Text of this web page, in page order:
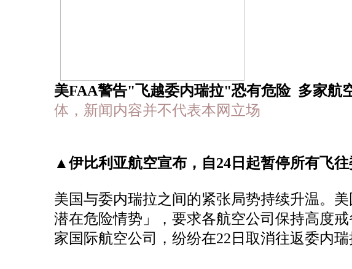
美FAA警告"飞越委内瑞拉"恐有危险 多家航
体，新闻内容并不代表本网立场
▲伊比利亚航空宣布，自24日起暂停所有飞往
美国与委内瑞拉之间的紧张局势持续升温。
潜在危险情势」，要求各航空公司保持高度
家国际航空公司，纷纷在22日取消往返委内瑞